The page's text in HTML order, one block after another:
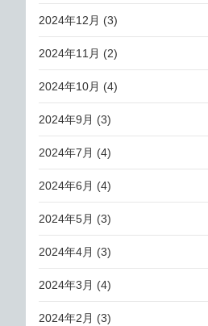
2024年12月 (3)
2024年11月 (2)
2024年10月 (4)
2024年9月 (3)
2024年7月 (4)
2024年6月 (4)
2024年5月 (3)
2024年4月 (3)
2024年3月 (4)
2024年2月 (3)